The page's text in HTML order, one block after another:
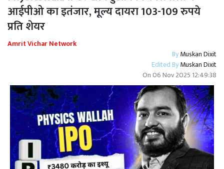
आईपीओ का इतंजार, मूल्य दायरा 103-109 रुपये
प्रति शेयर
Amrit Vichar Network
ByMuskan Dixit
Edited ByMuskan Dixit
On06 Nov 2025 12:49:38